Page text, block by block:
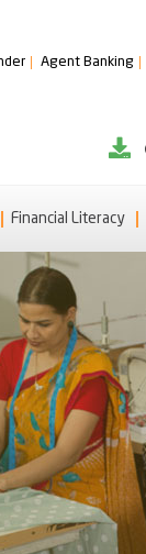
Agent Banking
Financial Literacy